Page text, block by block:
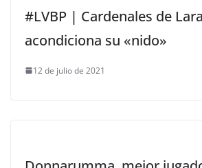
#LVBP | Cardenales de Lara
acondiciona su «nido»
12 de julio de 2021